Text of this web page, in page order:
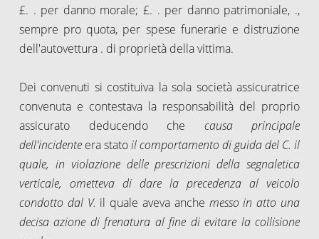
£. . per danno morale; £. . per danno patrimoniale, .,
sempre pro quota, per spese funerarie e distruzione
dell'autovettura . di proprietà della vittima.
Dei convenuti si costituiva la sola società assicuratrice
convenuta e contestava la responsabilità del proprio
assicurato deducendo che causa principale
dell'incidente era statoil comportamento di guida del C. il
quale, in violazione delle prescrizioni della segnaletica
verticale, ometteva di dare la precedenza al veicolo
condotto dal V. il quale aveva anche messo in atto una
decisa azione di frenatura al fine di evitare la collisione